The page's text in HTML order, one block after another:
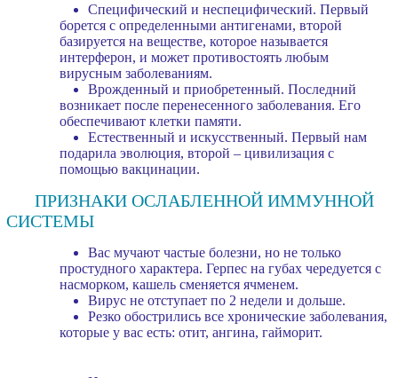
Специфический и неспецифический. Первый
борется с определенными антигенами, второй
базируется на веществе, которое называется
интерферон, и может противостоять любым
вирусным заболеваниям.
Врожденный и приобретенный. Последний
возникает после перенесенного заболевания. Его
обеспечивают клетки памяти.
Естественный и искусственный. Первый нам
подарила эволюция, второй – цивилизация с
помощью вакцинации.
ПРИЗНАКИ ОСЛАБЛЕННОЙ ИММУННОЙ
СИСТЕМЫ
Вас мучают частые болезни, но не только
простудного характера. Герпес на губах чередуется с
насморком, кашель сменяется ячменем.
Вирус не отступает по 2 недели и дольше.
Резко обострились все хронические заболевания,
которые у вас есть: отит, ангина, гайморит.